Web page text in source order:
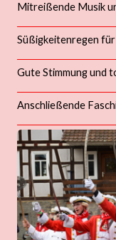
Mitreißende Musik
Süßigkeitenregen für
Gute Stimmung und
Anschließende